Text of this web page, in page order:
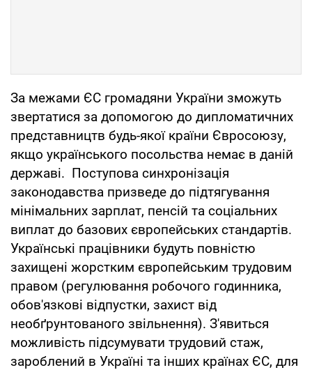
За межами ЄС громадяни України зможуть
звертатися за допомогою до дипломатичних
представництв будь-якої країни Євросоюзу,
якщо українського посольства немає в даній
державі. Поступова синхронізація
законодавства призведе до підтягування
мінімальних зарплат, пенсій та соціальних
виплат до базових європейських стандартів.
Українські працівники будуть повністю
захищені жорстким європейським трудовим
правом (регулювання робочого годинника,
обов'язкові відпустки, захист від
необґрунтованого звільнення). З'явиться
можливість підсумувати трудовий стаж,
зароблений в Україні та інших країнах ЄС, для